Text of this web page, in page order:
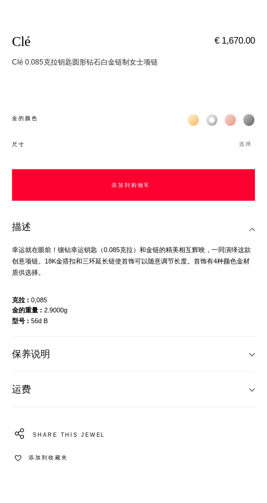
Clé
Clé 0.085克拉钥匙圆形钻石白金链制女士项链
€ 1,670.00
金的颜色 Жёлтое золото 18К
Белое золото
Розовое
尺寸 选择
添加到购物车
添加到购物车
描述
幸运就在眼前！镶钻幸运钥匙（0.085克拉）和金链的精美相互辉映，一同演绎这款
创意项链。18K金搭扣和三环延长链使首饰可以随意调节长度。首饰有4种颜色金材
质供选择。
克拉
0,085
金的重量
2.9000g
型号
56d B
保养说明
运费
SHARE THIS JEWEL
添加到收藏夹